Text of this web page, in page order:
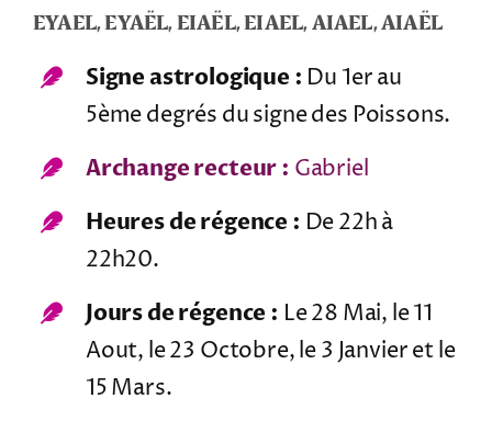
EYAEL, EYAËL, EIAËL, EIAEL, AIAEL, AIAËL
Signe astrologique : Du 1er au
5ème degrés du signe des Poissons.
Archange recteur : Gabriel
Heures de régence : De 22h à
22h20.
Jours de régence : Le 28 Mai, le 11
Aout, le 23 Octobre, le 3 Janvier et le
15 Mars.